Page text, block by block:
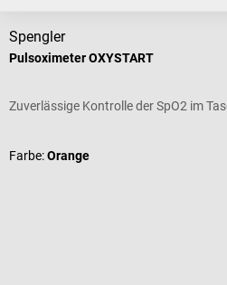
Spengler
Pulsoximeter OXYSTART
Zuverlässige Kontrolle der SpO2 im
Farbe:Orange